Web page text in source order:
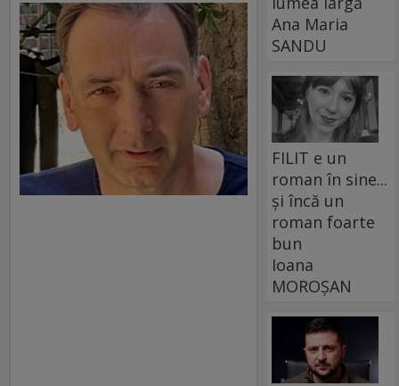
Ana Maria
SANDU
FILIT e un
roman în sine...
și încă un
roman foarte
bun
Ioana
MOROȘAN